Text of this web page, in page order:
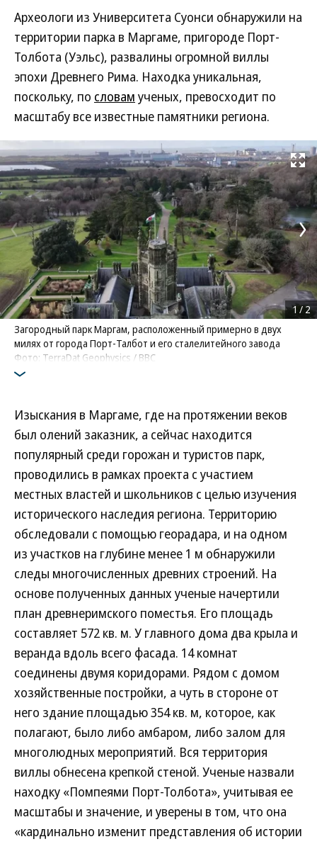
Археологи из Университета Суонси обнаружили на
территории парка в Маргаме, пригороде Порт-
Толбота (Уэльс), развалины огромной виллы
эпохи Древнего Рима. Находка уникальная,
поскольку, по словам ученых, превосходит по
масштабу все известные памятники региона.
Развернуть
Загородный парк Маргам, расположенный примерно в двух
милях от города Порт-Талбот и его сталелитейного завода
Фото: TerraDat Geophysics / BBC
1 /2
Изыскания в Маргаме, где на протяжении веков
был олений заказник, а сейчас находится
популярный среди горожан и туристов парк,
проводились в рамках проекта с участием
местных властей и школьников с целью изучения
исторического наследия региона. Территорию
обследовали с помощью георадара, и на одном
из участков на глубине менее 1 м обнаружили
следы многочисленных древних строений. На
основе полученных данных ученые начертили
план древнеримского поместья. Его площадь
составляет 572 кв. м. У главного дома два крыла и
веранда вдоль всего фасада. 14 комнат
соединены двумя коридорами. Рядом с домом
хозяйственные постройки, а чуть в стороне от
него здание площадью 354 кв. м, которое, как
полагают, было либо амбаром, либо залом для
многолюдных мероприятий. Вся территория
виллы обнесена крепкой стеной. Ученые назвали
находку «Помпеями Порт-Толбота», учитывая ее
масштабы и значение, и уверены в том, что она
«кардинально изменит представления об истории